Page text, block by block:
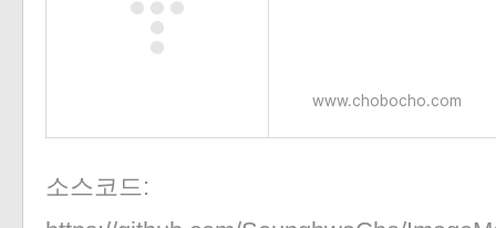
www.chobocho.com
소스코드: